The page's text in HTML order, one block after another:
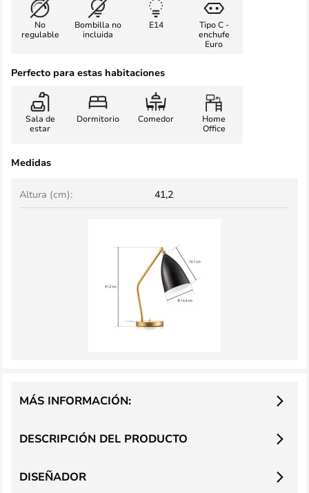
No
regulable
Bombilla no
incluida
E14
Tipo C -
enchufe
Euro
Perfecto para estas habitaciones
Sala de
estar
Dormitorio Comedor
Home
Office
Medidas
Altura (cm): 41,2
DESCRIPCIÓN DEL PRODUCTO
MÁS INFORMACIÓN:
DISEÑADOR